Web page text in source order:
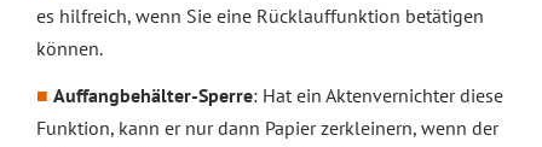
es hilfreich, wenn Sie eine Rücklauffunktion betätigen
können.
Auffangbehälter-Sperre: Hat ein Aktenvernichter diese
Funktion, kann er nur dann Papier zerkleinern, wenn der